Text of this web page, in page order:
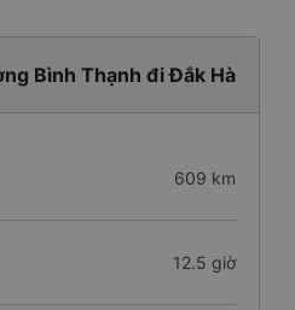
Bình Thạnh đi Đắk Hà
609 km
12.5 giờ